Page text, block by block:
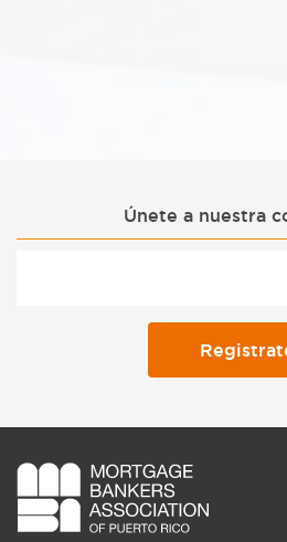
Únete a nuestra